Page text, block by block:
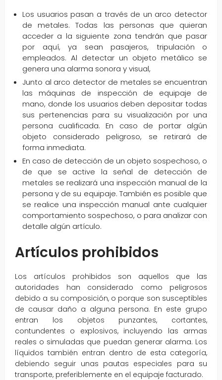
Los usuarios pasan a través de un arco detector
de metales. Todas las personas que quieran
acceder a la siguiente zona tendrán que pasar
por aquí, ya sean pasajeros, tripulación o
empleados. Al detectar un objeto metálico se
genera una alarma sonora y visual,
Junto al arco detector de metales se encuentran
las máquinas de inspección de equipaje de
mano, donde los usuarios deben depositar todas
sus pertenencias para su visualización por una
persona cualificada. En caso de portar algún
objeto considerado peligroso, se retirará de
forma inmediata.
En caso de detección de un objeto sospechoso, o
de que se active la señal de detección de
metales se realizará una inspección manual de la
persona y de su equipaje. También es posible que
se realice una inspección manual ante cualquier
comportamiento sospechoso, o para analizar con
detalle algún artículo.
Artículos prohibidos
Los artículos prohibidos son aquellos que las
autoridades han considerado como peligrosos
debido a su composición, o porque son susceptibles
de causar daño a alguna persona. En este grupo
entran los objetos punzantes, cortantes,
contundentes o explosivos, incluyendo las armas
reales o simuladas que puedan generar alarma. Los
líquidos también entran dentro de esta categoría,
debiendo seguir unas pautas especiales para su
transporte, preferiblemente en el equipaje facturado.